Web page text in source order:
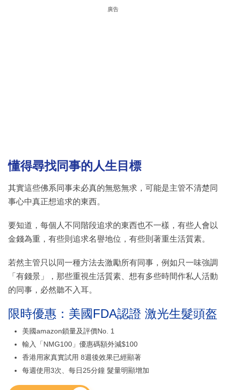
廣告
懂得尋找同事的人生目標
其實這些佛系同事未必真的無慾無求，可能是主管不清楚同
事心中真正想追求的東西。
要知道，每個人不同階段追求的東西也不一樣，有些人會以
金錢為重，有些則追求名譽地位，有些則著重生活質素。
若然主管只以同一種方法去激勵所有同事，例如只一味強調
「有錢景」，那些重視生活質素、想有多些時間作私人活動
的同事，必然聽不入耳。
限時優惠：美國FDA認證 激光生髮頭盔
美國amazon鎖量及評價No. 1
輸入「NMG100」優惠碼額外減$100
香港用家真實試用 8週後效果已經顯著
每週使用3次、每日25分鐘 髮量明顯增加